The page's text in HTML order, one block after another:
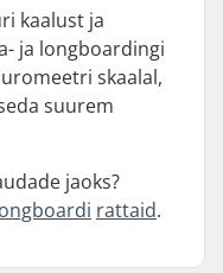
kaalust ja
ja longboardingi
skaalal,
suurem
jaoks?
rattaid.